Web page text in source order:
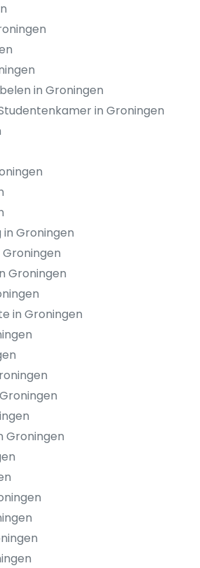
in Groningen
in Groningen
Groningen
Groningen
in Groningen
Groningen